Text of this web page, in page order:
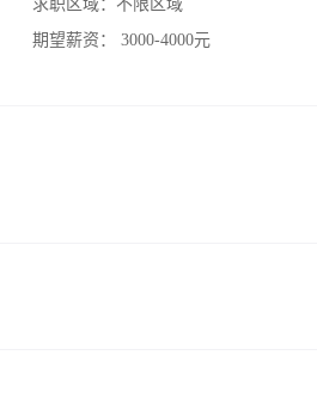
求职区域： 不限区域
期望薪资：
3000-4000元